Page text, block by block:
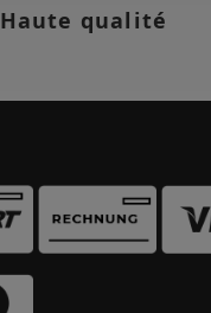
Haute qualité